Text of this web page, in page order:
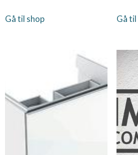
Gå til shop Gå